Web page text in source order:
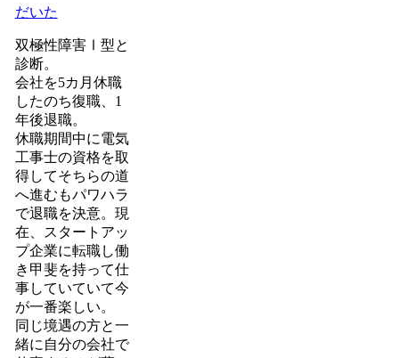
だいた
双極性障害Ⅰ型と
診断。
会社を5カ月休職
したのち復職、1
年後退職。
休職期間中に電気
工事士の資格を取
得してそちらの道
へ進むもパワハラ
で退職を決意。現
在、スタートアッ
プ企業に転職し働
き甲斐を持って仕
事していていて今
が一番楽しい。
同じ境遇の方と一
緒に自分の会社で